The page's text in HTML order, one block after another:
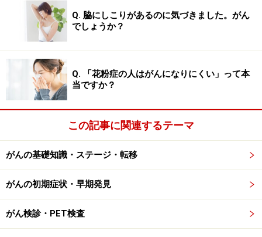
「たばこ」。残念ながら、現在も依然として高い喫煙率
を示す我が国ですが、戦後の喫煙率の急上昇から20年ほ
ど遅れる形で、肺がんで亡くなる人の数は急速に増えて
います。
現在の日本人男性でがんで亡くなる方の中では、肺がん
で亡くなる方がもっとも多いのですが、これも、高い喫
煙率と密接な関わりがあると言われています。
次のページでは、がんに関わるもっと身近な「生活習
※記事内容は執筆時点のものです。最新の内容をご確認くださ
い。
断・治療行為ではありません。診断・治療を必要とする方は、適
Q. 脇にしこりがあるのに気づきました。がん
でしょうか？
Q. 「花粉症の人はがんになりにくい」って本
当ですか？
この記事に関連するテーマ
がんの基礎知識・ステージ・転移
がんの初期症状・早期発見
がん検診・PET検査